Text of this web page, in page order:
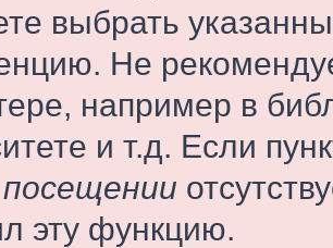
выбрать
Не
например в
и т.д. Если
эту функцию.